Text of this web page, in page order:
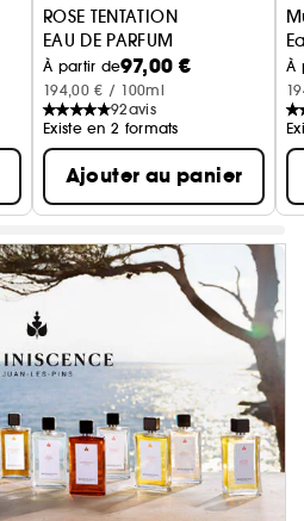
ROSE TENTATION
EAU DE PARFUM
À partir de97,00 €
194,00 € / 100ml
92avis
Existe en 2 formats
Ajouter au panier
À